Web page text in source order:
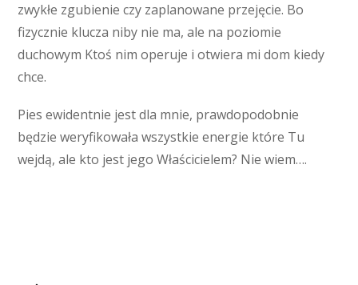
zwykłe zgubienie czy zaplanowane przejęcie. Bo
fizycznie klucza niby nie ma, ale na poziomie
duchowym Ktoś nim operuje i otwiera mi dom kiedy
chce.
Pies ewidentnie jest dla mnie, prawdopodobnie
będzie weryfikowała wszystkie energie które Tu
wejdą, ale kto jest jego Właścicielem? Nie wiem….